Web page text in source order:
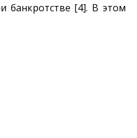
банкротстве [4]. В этом